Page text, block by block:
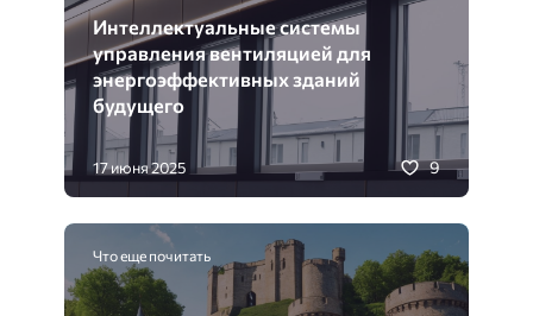
Интеллектуальные системы
управления вентиляцией для
энергоэффективных зданий
будущего
17 июня 2025 9
Что еще почитать